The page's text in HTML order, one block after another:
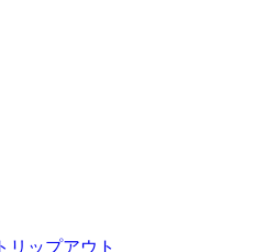
リップアウト